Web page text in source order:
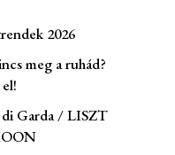
2026
meg a ruhád?
Garda / LISZT